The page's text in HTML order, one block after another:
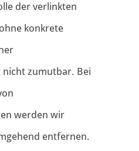
der verlinkten
konkrete
nicht zumutbar. Bei
werden wir
entfernen.